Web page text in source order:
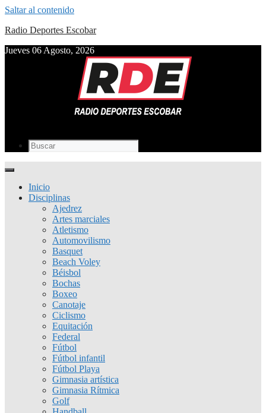
Saltar al contenido
Radio Deportes Escobar
Jueves 06 Agosto, 2026
Inicio
Disciplinas
Ajedrez
Artes marciales
Atletismo
Automovilismo
Basquet
Beach Voley
Béisbol
Bochas
Boxeo
Canotaje
Ciclismo
Equitación
Federal
Fútbol
Fútbol infantil
Fútbol Playa
Gimnasia artística
Gimnasia Rítmica
Golf